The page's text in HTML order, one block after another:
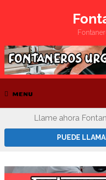
MENU
Llame ahora
PUEDE